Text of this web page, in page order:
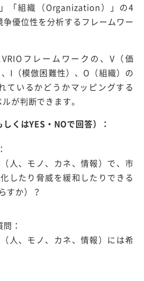
「組織（Organization）」の4
優位性を分析するフレームワー
フレームワークの、V（価
I（模倣困難性）、O（組織）の
ているかどうかマッピングする
が判断できます。
くはYES・NOで回答）：
人、モノ、カネ、情報）で、市
したり脅威を緩和したりできる
すか）？
：
人、モノ、カネ、情報）には希